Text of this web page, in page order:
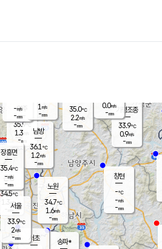
양주
35.9℃
1.3
-mm
가평조종
33.9℃
0.9m/s
-mm
35.0℃
2.2m/s
-mm
창현
-℃
-m/s
-mm
0.0m/s
-mm
은평
34.5℃
1.3 m/s
- mm
노원
34.7℃
1.6m/s
-mm
송파*
서초
남방
36.1℃
1.2m/s
-mm
장흥면
35.4℃
-m/s
-mm
-m/s
-mm
서울
33.9℃
2m/s
-mm
1 m/s
-mm